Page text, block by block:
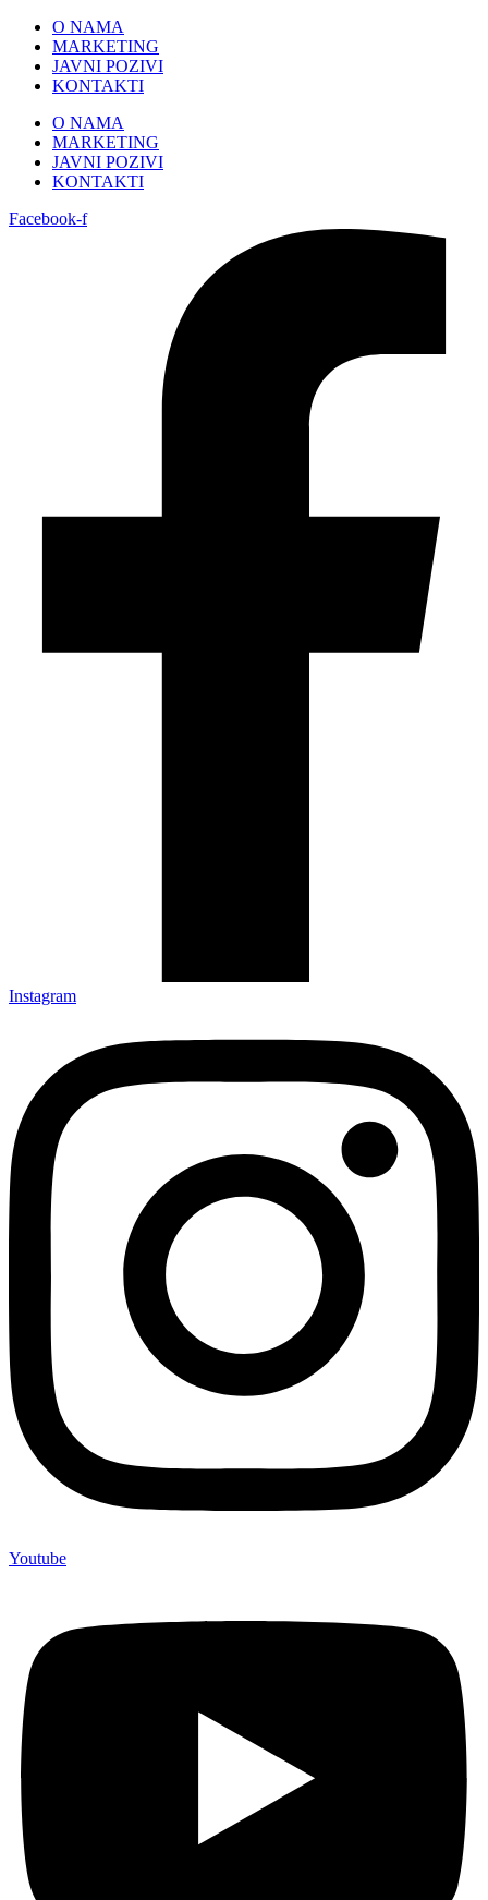
Skip
content
O NAMA
MARKETING
JAVNI POZIVI
KONTAKTI
O NAMA
MARKETING
JAVNI POZIVI
KONTAKTI
Facebook-f
Instagram
Youtube